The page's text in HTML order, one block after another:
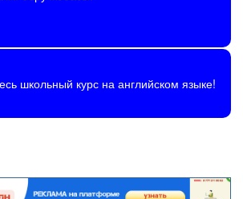
школьный курс на английском языке!